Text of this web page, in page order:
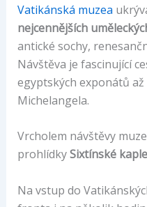
Vatikánská muzea
nejcennějších
antické sochy,
Návštěva je fascinující
egyptských exponátů až
Michelangela.
Vrcholem návštěvy
prohlídkySixtínské
Na vstup do